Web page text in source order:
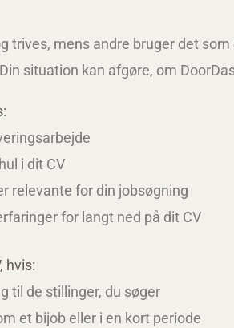
trives, mens andre bruger det
situation kan afgøre, om
i dit CV
relevante for din jobsøgning
for langt ned på dit CV
hvis:
til de stillinger, du søger
et bijob eller i en kort periode